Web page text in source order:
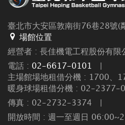
臺北市大安區敦南街76巷28號(
場館位置
經營者 : 長佳機電工程股份有限
電話 : 02-6617-0101
主場館場地租借分機 : 1700、
暖身球場租借分機 : 02-2377-
傳真 : 02-2732-3374
開放時間 : 週一至週日